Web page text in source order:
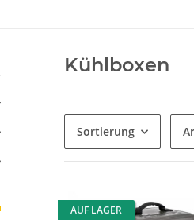
Kühlboxen
Sortierung
AUF LAGER